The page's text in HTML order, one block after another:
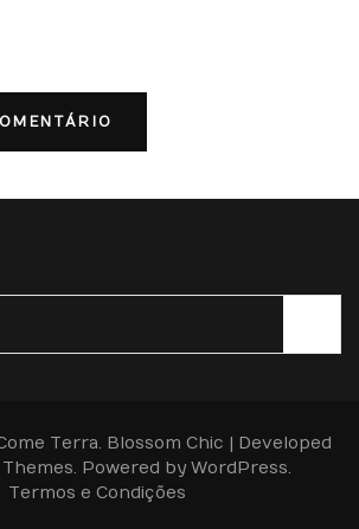
Terra. Blossom Chic | Developed
. Powered byWordPress.
Termos e Condições